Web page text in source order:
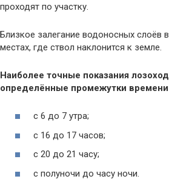
проходят по участку.
Близкое залегание водоносных слоёв
местах, где ствол наклонится к земле.
Наиболее точные показания
определённые промежутки
с 6 до 7 утра;
с 16 до 17 часов;
с 20 до 21 часу;
с полуночи до часу ночи.